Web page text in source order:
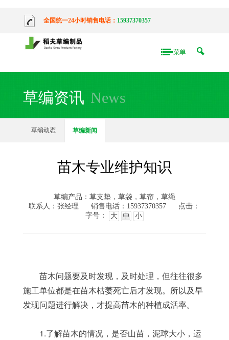
全国统一24小时销售电话： 15937370357
草编资讯 News
草编动态 草编新闻
苗木专业维护知识
草编产品：草支垫，草袋，草帘，草绳
联系人：张经理
销售电话：15937370357
点击：
字号：
大 中 小
施工单位都是在苗木枯萎死亡后才发现。所以及早
发现问题进行解决，才提高苗木的种植成活率。